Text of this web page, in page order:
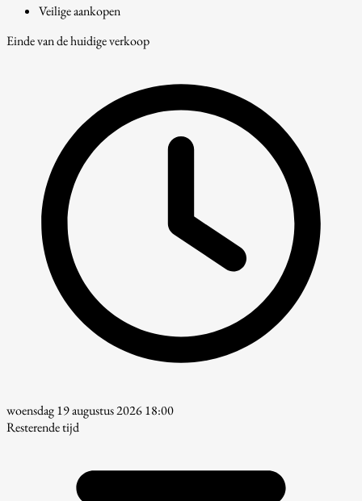
Veilige aankopen
Einde van de huidige verkoop
woensdag 19 augustus 2026 18:00
Resterende tijd